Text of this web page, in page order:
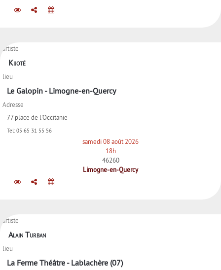
artiste
Kijoté
lieu
Le Galopin - Limogne-en-Quercy
Adresse
77 place de l'Occitanie
Tel: 05 65 31 55 56
samedi 08 août 2026
18h
46260
Limogne-en-Quercy
artiste
Alain Turban
lieu
La Ferme Théâtre - Lablachère (07)